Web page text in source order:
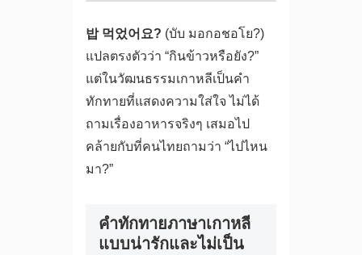
밥 먹었어요? (บับ มอกอชอโย?)
แปลตรงตัวว่า “กินข้าวหรือยัง?”
แต่ในวัฒนธรรมเกาหลีเป็นคำ
ทักทายที่แสดงความใส่ใจ ไม่ได้
ถามเรื่องอาหารจริงๆ เสมอไป
คล้ายกับที่คนไทยถามว่า “ไปไหน
มา?”
คำทักทายภาษาเกาหลี
แบบน่ารักและไม่เป็น